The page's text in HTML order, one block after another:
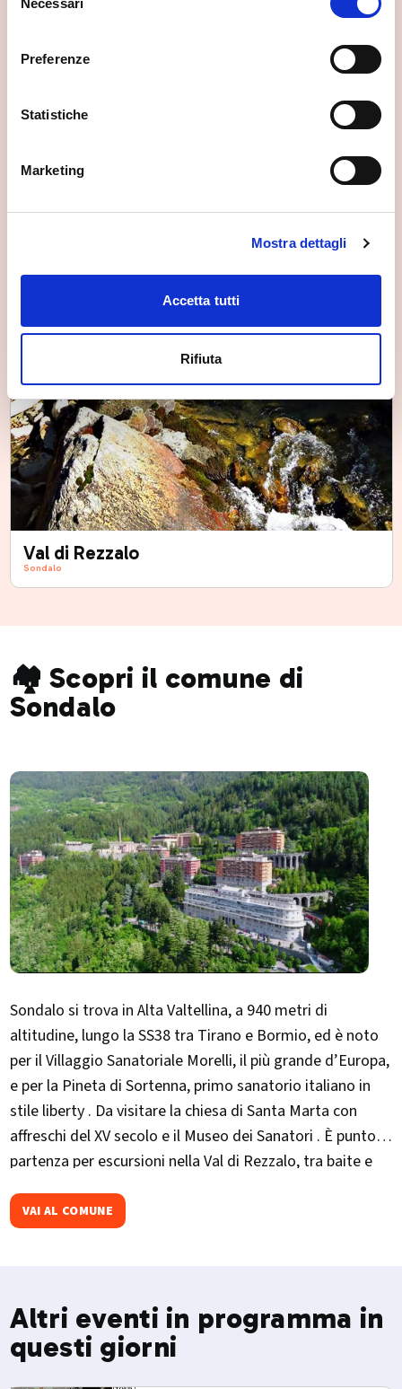
del
Preferenze
Statistiche
Marketing
Mostra dettagli
Accetta tutti
Rifiuta
Val di Rezzalo
Sondalo
🏘️ Scopri il comune di
Sondalo
Sondalo si trova in Alta Valtellina, a 940 metri di
altitudine, lungo la SS38 tra Tirano e Bormio, ed è noto
per il Villaggio Sanatoriale Morelli, il più grande d’Europa,
e per la Pineta di Sortenna, primo sanatorio italiano in
stile liberty . Da visitare la chiesa di Santa Marta con
affreschi del XV secolo e il Museo dei Sanatori . È punto di
partenza per escursioni nella Val di Rezzalo, tra baite e
Migiondara
VAI AL COMUNE
Altri eventi in programma in
questi giorni